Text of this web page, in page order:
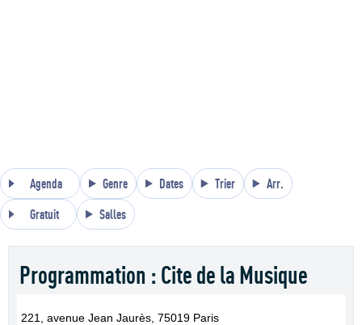
Agenda Genre Dates Trier Arr.
Gratuit Salles
Programmation : Cite de la Musique
221, avenue Jean Jaurès, 75019 Paris